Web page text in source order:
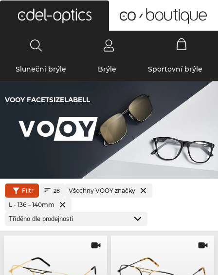
Sluneční brýle Brýle Sportovní brýle
VOOY FACETSIZELABELL
Filtr 28
Všechny VOOY značky
L - 136 – 140mm